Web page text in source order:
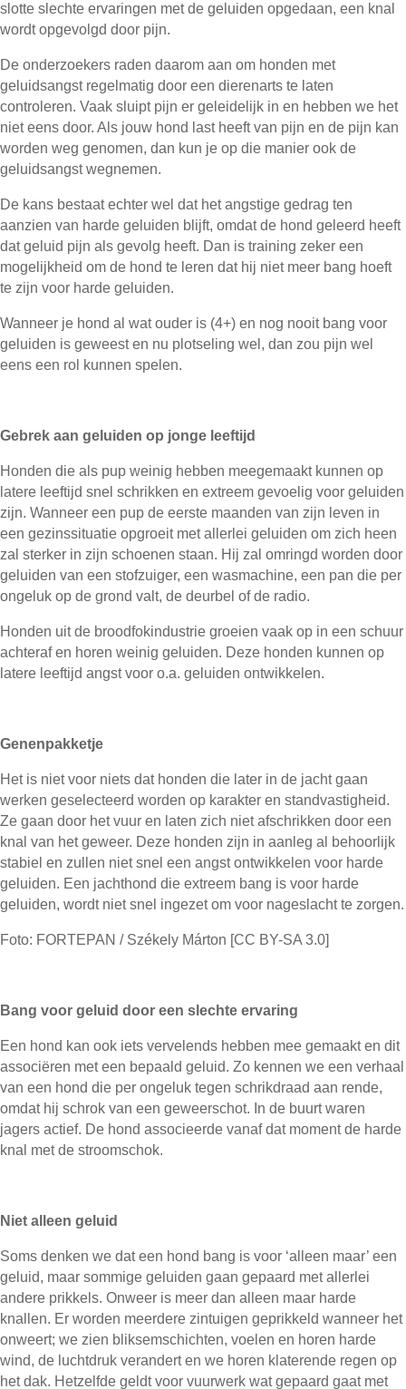
slotte slechte ervaringen met de geluiden opgedaan, een knal
wordt opgevolgd door pijn.
De onderzoekers raden daarom aan om honden met
geluidsangst regelmatig door een dierenarts te laten
controleren. Vaak sluipt pijn er geleidelijk in en hebben we het
niet eens door. Als jouw hond last heeft van pijn en de pijn kan
worden weg genomen, dan kun je op die manier ook de
geluidsangst wegnemen.
De kans bestaat echter wel dat het angstige gedrag ten
aanzien van harde geluiden blijft, omdat de hond geleerd heeft
dat geluid pijn als gevolg heeft. Dan is training zeker een
mogelijkheid om de hond te leren dat hij niet meer bang hoeft
te zijn voor harde geluiden.
Wanneer je hond al wat ouder is (4+) en nog nooit bang voor
geluiden is geweest en nu plotseling wel, dan zou pijn wel
eens een rol kunnen spelen.
Gebrek aan geluiden op jonge leeftijd
Honden die als pup weinig hebben meegemaakt kunnen op
latere leeftijd snel schrikken en extreem gevoelig voor geluiden
zijn. Wanneer een pup de eerste maanden van zijn leven in
een gezinssituatie opgroeit met allerlei geluiden om zich heen
zal sterker in zijn schoenen staan. Hij zal omringd worden door
geluiden van een stofzuiger, een wasmachine, een pan die per
ongeluk op de grond valt, de deurbel of de radio.
Honden uit de broodfokindustrie groeien vaak op in een schuur
achteraf en horen weinig geluiden. Deze honden kunnen op
latere leeftijd angst voor o.a. geluiden ontwikkelen.
Genenpakketje
Het is niet voor niets dat honden die later in de jacht gaan
werken geselecteerd worden op karakter en standvastigheid.
Ze gaan door het vuur en laten zich niet afschrikken door een
knal van het geweer. Deze honden zijn in aanleg al behoorlijk
stabiel en zullen niet snel een angst ontwikkelen voor harde
geluiden. Een jachthond die extreem bang is voor harde
geluiden, wordt niet snel ingezet om voor nageslacht te zorgen.
Foto: FORTEPAN / Székely Márton [CC BY-SA 3.0]
Bang voor geluid door een slechte ervaring
Een hond kan ook iets vervelends hebben mee gemaakt en dit
associëren met een bepaald geluid. Zo kennen we een verhaal
van een hond die per ongeluk tegen schrikdraad aan rende,
omdat hij schrok van een geweerschot. In de buurt waren
jagers actief. De hond associeerde vanaf dat moment de harde
knal met de stroomschok.
Niet alleen geluid
Soms denken we dat een hond bang is voor ‘alleen maar’ een
geluid, maar sommige geluiden gaan gepaard met allerlei
andere prikkels. Onweer is meer dan alleen maar harde
knallen. Er worden meerdere zintuigen geprikkeld wanneer het
onweert; we zien bliksemschichten, voelen en horen harde
wind, de luchtdruk verandert en we horen klaterende regen op
het dak. Hetzelfde geldt voor vuurwerk wat gepaard gaat met